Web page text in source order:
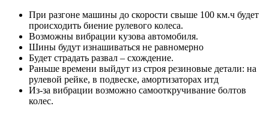
При разгоне машины до скорости свыше 100 км.ч будет
происходить биение рулевого колеса.
Возможны вибрации кузова автомобиля.
Шины будут изнашиваться не равномерно
Будет страдать развал – схождение.
Раньше времени выйдут из строя резиновые детали: на
рулевой рейке, в подвеске, амортизаторах итд
Из-за вибрации возможно самооткручивание болтов
колес.